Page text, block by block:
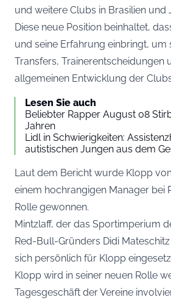
und weitere Clubs in Brasilien und
Diese neue Position beinhaltet,
und seine Erfahrung einbringt, um
Transfers, Trainerentscheidungen
allgemeinen Entwicklung der
Lesen Sie auch
Beliebter Rapper August 08
Jahren
Lidl in Schwierigkeiten:
autistischen Jungen aus dem
Laut dem Bericht wurde Klopp
einem hochrangigen Manager bei
Rolle gewonnen.
Mintzlaff, der das Sportimperium
Red-Bull-Gründers Didi
sich persönlich für Klopp
Klopp wird in seiner neuen Rolle
Tagesgeschäft der Vereine